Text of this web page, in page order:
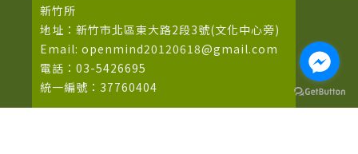
新竹所
地址：新竹市北區東大路2段3號(文化中心旁)
Email: openmind20120618@gmail.com
電話：03-5426695
統一編號：37760404